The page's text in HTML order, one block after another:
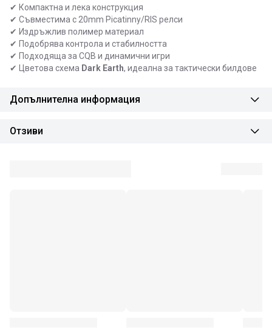
✔ Компактна и лека конструкция
✔ Съвместима с 20mm Picatinny/RIS релси
✔ Издръжлив полимер материал
✔ Подобрява контрола и стабилността
✔ Подходяща за CQB и динамични игри
✔ Цветова схема Dark Earth, идеална за тактически билдове
Допълнителна информация
Отзиви